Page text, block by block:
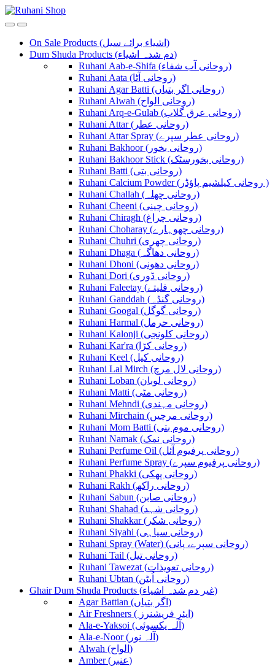
Skip
to
Skip
to
On Sale Products (اشیاء برائے سیل)
Dum Shuda Products (دم شدہ اشیاء)
Ruhani Aab-e-Shifa (روحانی آب شفاء)
Ruhani Aata (روحانی آٹا)
Ruhani Agar Batti (روحانی اگر بتیاں)
Ruhani Alwah (روحانی الواح)
Ruhani Arq-e-Gulab (روحانی عرق گلاب)
Ruhani Attar (روحانی عطر)
Ruhani Attar Spray (روحانی عطر سپرے)
Ruhani Bakhoor (روحانی بخور)
Ruhani Bakhoor Stick (روحانی بخورسٹک)
Ruhani Batti (روحانی بتی)
Ruhani Calcium Powder (روحانی کیلشیم پاؤڈر )
Ruhani Challah (روحانی چھلہ)
Ruhani Cheeni (روحانی چینی)
Ruhani Chiragh (روحانی چراغ)
Ruhani Choharay (روحانی چھوہارے)
Ruhani Chuhri (روحانی چھری)
Ruhani Dhaga (روحانی دھاگہ)
Ruhani Dhoni (روحانی دھونی)
Ruhani Dori (روحانی ڈوری)
Ruhani Faleetay (روحانی فلیتے)
Ruhani Ganddah (روحانی گنڈہ)
Ruhani Googal (روحانی گوگل)
Ruhani Harmal (روحانی حرمل)
Ruhani Kalonji (روحانی کلونجی)
Ruhani Kar'ra (روحانی کڑا)
Ruhani Keel (روحانی کیل)
Ruhani Lal Mirch (روحانی لال مرچ)
Ruhani Loban (روحانی لوبان)
Ruhani Matti (روحانی مٹی)
Ruhani Mehndi (روحانی مہندی)
Ruhani Mirchain (روحانی مرچیں)
Ruhani Mom Batti (روحانی موم بتی)
Ruhani Namak (روحانی نمک)
Ruhani Perfume Oil (روحانی پرفیوم آئل)
Ruhani Perfume Spray (روحانی پرفیوم سپرے)
Ruhani Phakki (روحانی پھکی)
Ruhani Rakh (روحانی راکھ)
Ruhani Sabun (روحانی صابن)
Ruhani Shahad (روحانی شہد)
Ruhani Shakkar (روحانی شکر)
Ruhani Siyahi (روحانی سیاہی)
Ruhani Spray (Water) (روحانی سپرے، پانی)
Ruhani Tail (روحانی تیل)
Ruhani Tawezat (روحانی تعویذات)
Ruhani Ubtan (روحانی اُبٹن)
Ghair Dum Shuda Products (غیر دم شدہ اشیاء)
Agar Battian (اگر بتیاں)
Air Freshners ( ایئر فریشنرز)
Ala-e-Yaksoi (آلہ یکسوئی)
Ala-e-Noor (آلہ نور)
Alwah (الواح)
Amber (عنبر)